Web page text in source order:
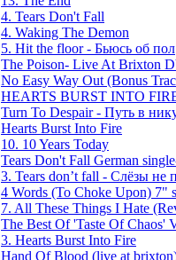
4. Tears Don't Fall
4. Waking The Demon
5. Hit the floor - Бьюсь об пол
The Poison- Live At Brixton
No Easy Way Out (Bonus
HEARTS BURST INTO
Turn To Despair - Путь в
Hearts Burst Into Fire
10. 10 Years Today
Tears Don't Fall German
3. Tears don’t fall - Слёзы не
4 Words (To Choke Upon) 7"
7. All These Things I Hate
The Best Of 'Taste Of Chaos'
3. Hearts Burst Into Fire
Hand Of Blood (live at